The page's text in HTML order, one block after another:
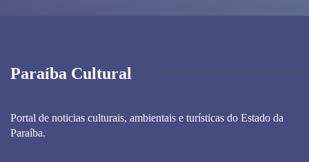
Paraíba Cultural
Portal de noticias culturais, ambientais e turísticas do Estado da
Paraíba.